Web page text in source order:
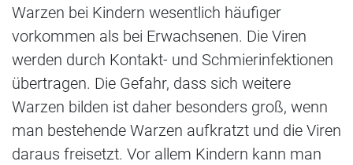
Warzen bei Kindern wesentlich häufiger
vorkommen als bei Erwachsenen. Die Viren
werden durch Kontakt- und Schmierinfektionen
übertragen. Die Gefahr, dass sich weitere
Warzen bilden ist daher besonders groß, wenn
man bestehende Warzen aufkratzt und die Viren
daraus freisetzt. Vor allem Kindern kann man